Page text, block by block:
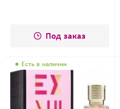
Под заказ
Есть в наличии